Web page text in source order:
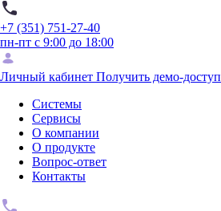
+7 (351) 751-27-40
пн-пт с 9:00 до 18:00
Личный кабинет Получить демо-доступ
Системы
Сервисы
О компании
О продукте
Вопрос-ответ
Контакты